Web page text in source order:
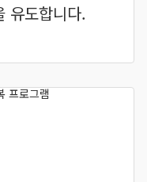
유도합니다.